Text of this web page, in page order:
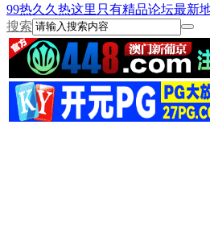
99热久久热这里只有精品论坛最新
搜索